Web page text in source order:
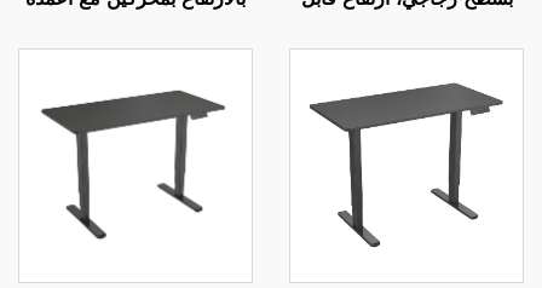
MOUNTS JSD1-01-G6-D
مراحل ووظيفة إعدادات
JSD2-01-D-1P